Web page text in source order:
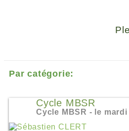
Par catégorie:
Cycle MBSR
Cycle MBSR - le